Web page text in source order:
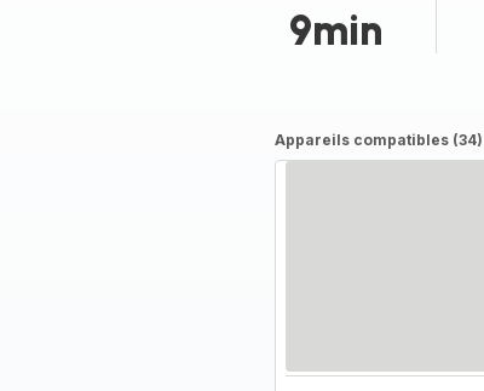
9min
Appareils compatibles (34)